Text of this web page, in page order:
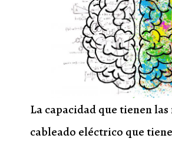
La capacidad que tienen las
cableado eléctrico que